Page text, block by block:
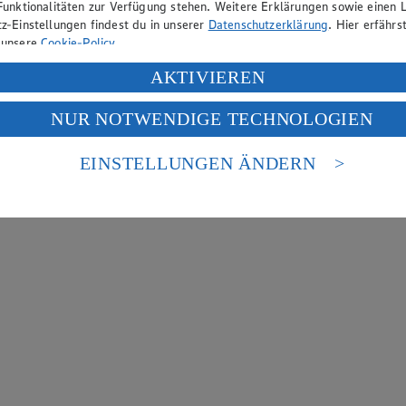
zur Verfügung stehen. Weitere Erklärungen sowie einen
Einstellungen findest du in unserer Datenschutzerklärung. Hier
Cookie-Policy.
deiner personenbezogenen Daten in den USA durch Facebook und
„Aktivieren“ klickst, willigst du im Sinne des Art. 49 Abs. 1 Satz 1 lit.
Daten in den USA verarbeitet werden. Der EuGH sieht die USA als
europäischen Standards nicht angemessenen Datenschutzniveau an. Es
Zugriffs durch US-amerikanische Behörden.
AKTIVIEREN
NUR NOTWENDIGE TECHNOLOGIEN
EINSTELLUNGEN ÄNDERN